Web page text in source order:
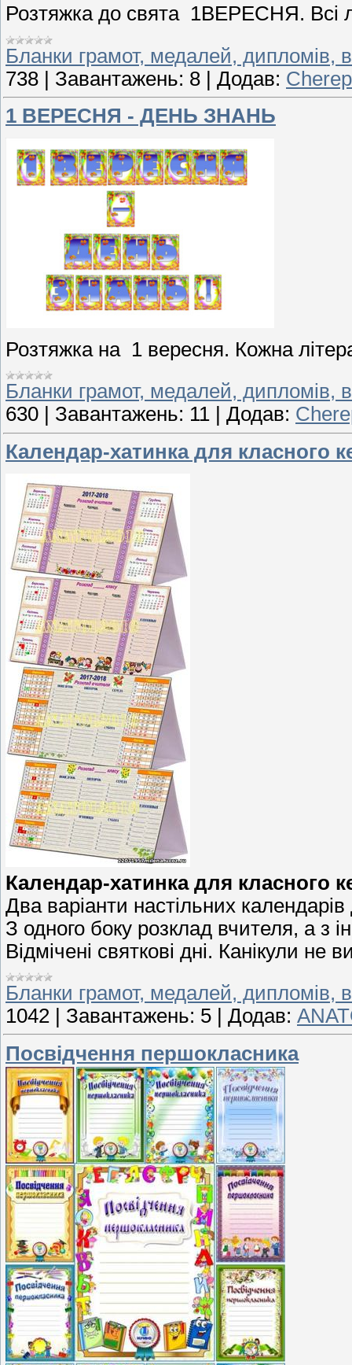
Розтяжка до свята 1ВЕРЕСНЯ. Всі
Бланки грамот, медалей, дипломів,
738 | Завантажень: 8 | Додав:
1 ВЕРЕСНЯ - ДЕНЬ ЗНАНЬ
Розтяжка на 1 вересня. Кожна
Бланки грамот, медалей, дипломів,
630
Завантажень: 11 Додав:
Календар-хатинка для класного
Календар-хатинка для класного
Два варіанти настільних календарів
З одного боку розклад вчителя, а з
Відмічені святкові дні. Канікули не
Бланки грамот, медалей, дипломів,
1042
Завантажень: 5 Додав:
Посвідчення першокласника